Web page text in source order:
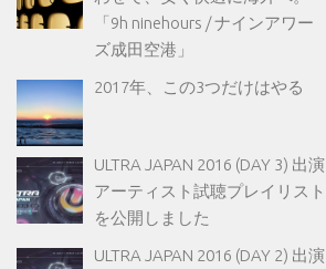
「9h ninehours / ナインアワー
ズ成田空港」
2017年、この3つだけはやる
ULTRA JAPAN 2016 (DAY 3) 出演
アーティスト試聴プレイリスト
を公開しました
ULTRA JAPAN 2016 (DAY 2) 出演